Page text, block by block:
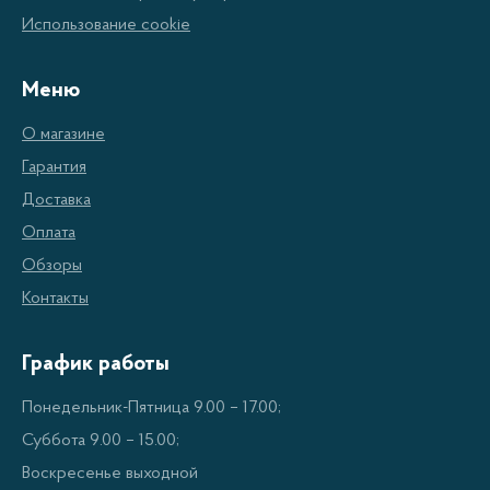
и звука. Они также позволяют просматривать 3D
реалистичным.
Особенности домашних
кинотеатров LG
Удобное управление с помощью пульта
Поддержка 3D контента
Усилители и динамики для обеспечения
Использование cookie
Меню
О магазине
Гарантия
Доставка
Оплата
Обзоры
Контакты
График работы
Понедельник-Пятница 9.00 – 17.00;
Суббота 9.00 – 15.00;
Воскресенье выходной